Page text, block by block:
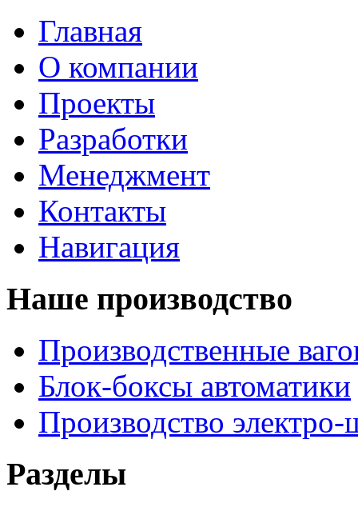
Главная
О компании
Проекты
Разработки
Менеджмент
Контакты
Навигация
Наше производство
Производственные
Блок-боксы автоматики
Производство
Разделы